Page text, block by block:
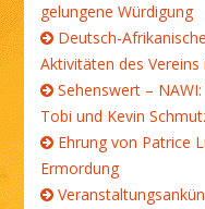
gelungene Würdigung
Deutsch-
Aktivitäten des
Sehenswert –
Tobi und Kevin
Ehrung von Patrice
Ermordung